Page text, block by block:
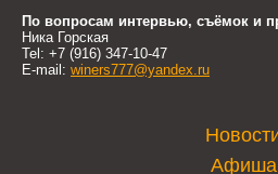
По вопросам интервью, съёмок и
Ника Горская
Tel: +7 (916) 347-10-47
E-mail: winers777@yandex.ru
Афиша